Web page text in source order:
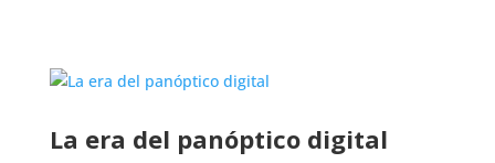
La era del panóptico digital